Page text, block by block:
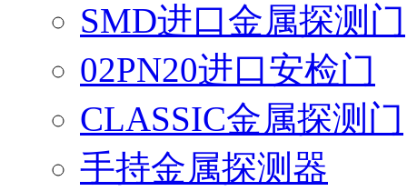
SMD进口金属探测门
02PN20进口安检门
CLASSIC金属探测门
手持金属探测器